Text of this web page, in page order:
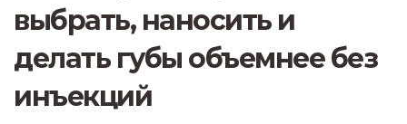
выбрать, наносить и
делать губы объемнее без
инъекций